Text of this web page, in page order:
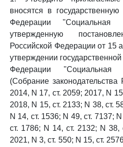
вносятся в государственную
Федерации "Социальная
утвержденную
Российской Федерации от 15
утверждении
Федерации "Социальная
(Собрание
2014, N 17, ст. 2059; 2017, N
2018, N 15, ст. 2133; N 38, ст.
N 14, ст. 1536; N 49, ст. 7137;
ст. 1786; N 14, ст. 2132; N 38,
2021, N 3, ст. 550; N 15, ст.